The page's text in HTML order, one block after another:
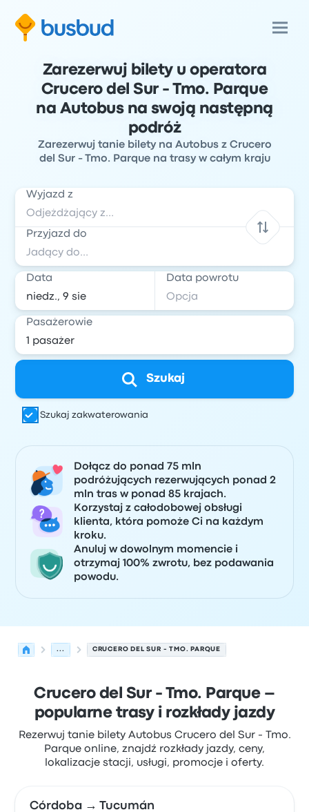
Zarezerwuj bilety u operatora
Crucero del Sur - Tmo. Parque
na Autobus na swoją następną
podróż
Zarezerwuj tanie bilety na Autobus z Crucero
del Sur - Tmo. Parque na trasy w całym kraju
Wyjazd z
Przyjazd do
Data Data powrotu
Pasażerowie
Szukaj
Szukaj zakwaterowania
Dołącz do ponad 75 mln
podróżujących rezerwujących ponad 2
mln tras w ponad 85 krajach.
Korzystaj z całodobowej obsługi
klienta, która pomoże Ci na każdym
kroku.
Anuluj w dowolnym momencie i
otrzymaj 100% zwrotu, bez podawania
powodu.
... CRUCERO DEL SUR - TMO. PARQUE
Crucero del Sur - Tmo. Parque –
popularne trasy i rozkłady jazdy
Rezerwuj tanie bilety Autobus Crucero del Sur - Tmo.
Parque online, znajdź rozkłady jazdy, ceny,
lokalizacje stacji, usługi, promocje i oferty.
Córdoba → Tucumán